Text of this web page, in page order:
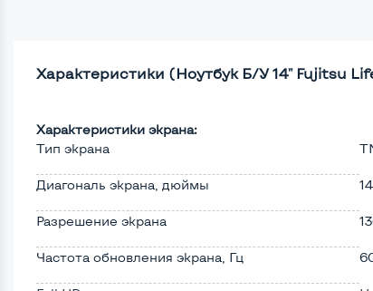
Характеристики (Ноутбук Б/У 14" Fujitsu
Характеристики экрана:
Тип экрана
Диагональ экрана, дюймы
Разрешение экрана
Частота обновления экрана, Гц